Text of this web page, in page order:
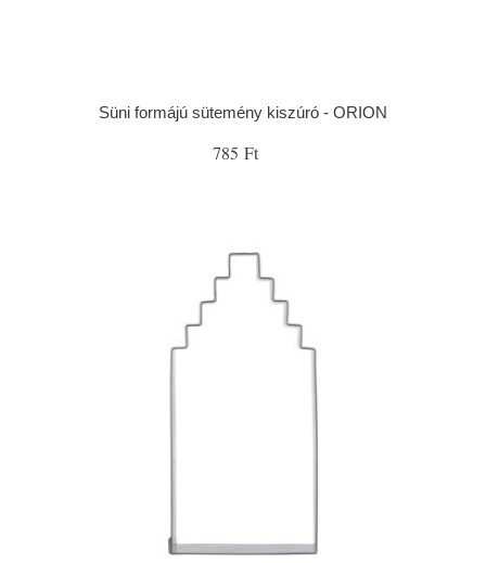
Süni formájú sütemény kiszúró - ORION
785 Ft